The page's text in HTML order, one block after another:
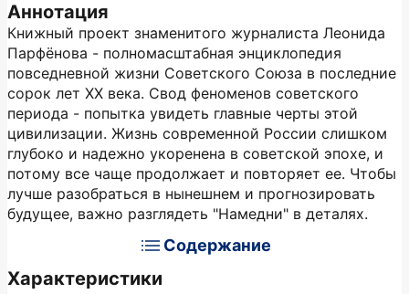
Аннотация
Книжный проект знаменитого журналиста Леонида
Парфёнова - полномасштабная энциклопедия
повседневной жизни Советского Союза в последние
сорок лет XX века. Свод феноменов советского
периода - попытка увидеть главные черты этой
цивилизации. Жизнь современной России слишком
глубоко и надежно укоренена в советской эпохе, и
потому все чаще продолжает и повторяет ее. Чтобы
лучше разобраться в нынешнем и прогнозировать
будущее, важно разглядеть "Намедни" в деталях.
Содержание
Характеристики